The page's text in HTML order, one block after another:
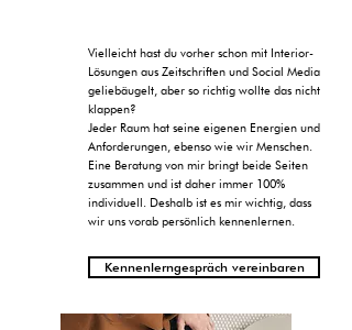
Vielleicht hast du vorher schon mit Interior-
Lösungen aus Zeitschriften und Social Media
geliebäugelt, aber so richtig wollte das nicht
klappen?
Jeder Raum hat seine eigenen Energien und
Anforderungen, ebenso wie wir Menschen.
Eine Beratung von mir bringt beide Seiten
zusammen und ist daher immer 100%
individuell. Deshalb ist es mir wichtig, dass
wir uns vorab persönlich kennenlernen.
Kennenlerngespräch vereinbaren